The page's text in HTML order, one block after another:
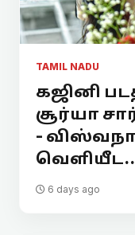
TAMIL NADU
கஜினி
சூர்யா
-
6 days ago